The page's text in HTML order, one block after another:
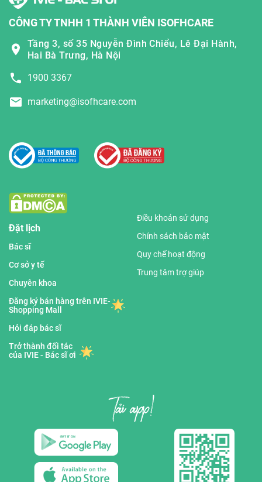
CÔNG TY TNHH 1 THÀNH VIÊN ISOFHCARE
Tầng 3, số 35 Nguyễn Đình Chiểu, Lê Đại Hành,
Hai Bà Trưng, Hà Nội
1900 3367
marketing@isofhcare.com
Đặt lịch
Bác sĩ
Cơ sở y tế
Chuyên khoa
Đăng ký bán hàng trên IVIE-
Shopping Mall
Hỏi đáp bác sĩ
Trở thành đối tác
của IVIE - Bác sĩ ơi
Điều khoản sử dụng
Chính sách bảo mật
Quy chế hoạt động
Trung tâm trợ giúp